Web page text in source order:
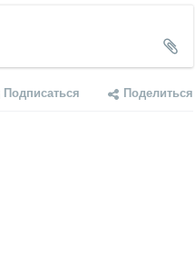
Подписаться Поделиться